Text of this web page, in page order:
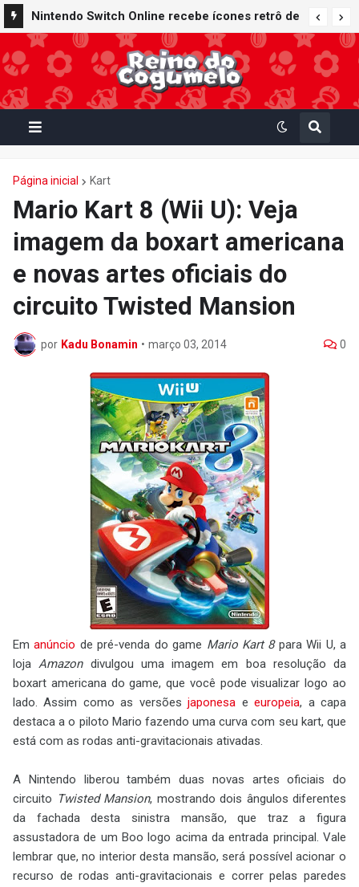
Nintendo Switch Online recebe ícones retrô de
Mario Paint (SNES) e Mario Kart: Super Circuit
(GBA)
Página inicial Kart
Mario Kart 8 (Wii U): Veja
imagem da boxart americana
e novas artes oficiais do
circuito Twisted Mansion
por Kadu Bonamin • março 03, 2014 0
Emanúncio de pré-venda do game Mario Kart 8para Wii U, a
lojaAmazondivulgou uma imagem em boa resolução da
boxart americana do game, que você pode visualizar logo ao
lado. Assim como as versõesjaponesa eeuropeia, a capa
destaca a o piloto Mario fazendo uma curva com seu kart, que
está com as rodas anti-gravitacionais ativadas.
A Nintendo liberou também duas novas artes oficiais do
circuito Twisted Mansion, mostrando dois ângulos diferentes
da fachada desta sinistra mansão, que traz a figura
assustadora de um Boo logo acima da entrada principal. Vale
lembrar que, no interior desta mansão, será possível acionar o
recurso de rodas anti-gravitacionais e correr pelas paredes